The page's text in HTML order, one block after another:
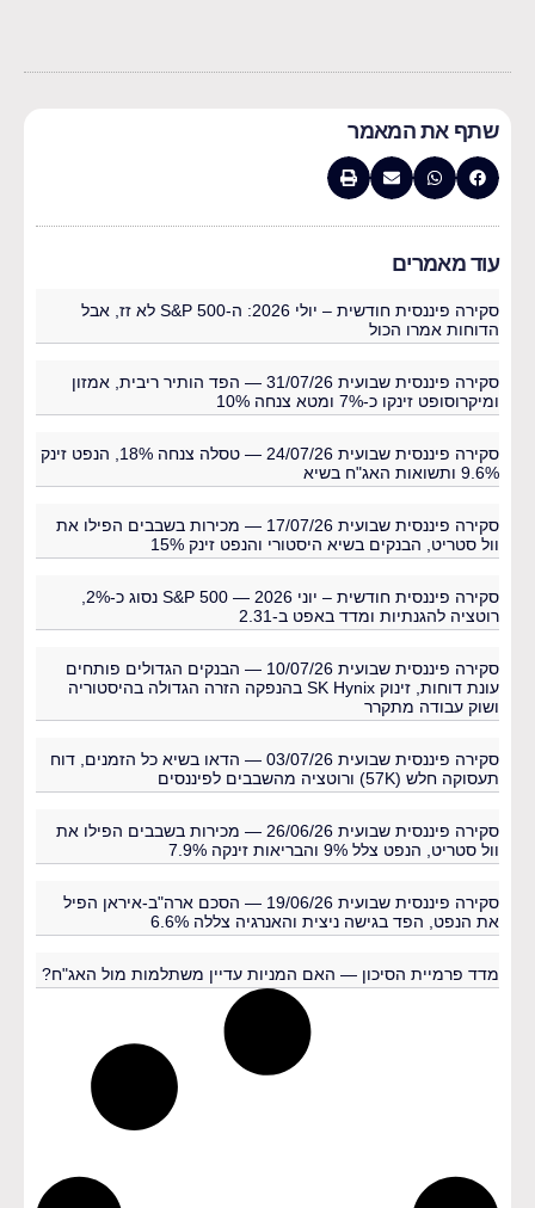
שתף את המאמר
עוד מאמרים
סקירה פיננסית חודשית – יולי 2026: ה-S&P 500 לא זז, אבל
הדוחות אמרו הכול
סקירה פיננסית שבועית 31/07/26 — הפד הותיר ריבית, אמזון
ומיקרוסופט זינקו כ-7% ומטא צנחה 10%
סקירה פיננסית שבועית 24/07/26 — טסלה צנחה 18%, הנפט זינק
9.6% ותשואות האג"ח בשיא
סקירה פיננסית שבועית 17/07/26 — מכירות בשבבים הפילו את
וול סטריט, הבנקים בשיא היסטורי והנפט זינק 15%
רוטציה להגנתיות ומדד באפט ב-2.31
סקירה פיננסית שבועית 10/07/26 — הבנקים הגדולים פותחים
עונת דוחות, זינוק SK Hynix בהנפקה הזרה הגדולה בהיסטוריה
ושוק עבודה מתקרר
סקירה פיננסית שבועית 03/07/26 — הדאו בשיא כל הזמנים, דוח
תעסוקה חלש (57K) ורוטציה מהשבבים לפיננסים
סקירה פיננסית שבועית 26/06/26 — מכירות בשבבים הפילו את
וול סטריט, הנפט צלל 9% והבריאות זינקה 7.9%
סקירה פיננסית שבועית 19/06/26 — הסכם ארה"ב-איראן הפיל
את הנפט, הפד בגישה ניצית והאנרגיה צללה 6.6%
מדד פרמיית הסיכון — האם המניות עדיין משתלמות מול האג"ח?